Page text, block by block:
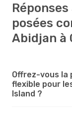
posées
Abidjan à
Offrez-vous la
flexible pour
Island ?